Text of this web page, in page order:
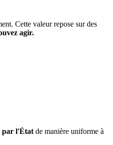
Cette valeur repose sur des
agir.
par l'État de manière uniforme à